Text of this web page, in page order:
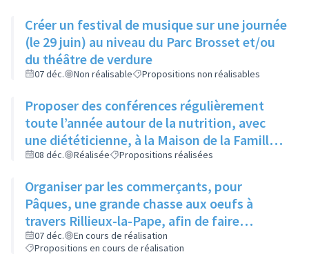
Créer un festival de musique sur une journée
(le 29 juin) au niveau du Parc Brosset et/ou
du théâtre de verdure
07 déc. Non réalisable Propositions non réalisables
Proposer des conférences régulièrement
toute l’année autour de la nutrition, avec
une diététicienne, à la Maison de la Famille
et de la Parentalité
08 déc. Réalisée Propositions réalisées
Organiser par les commerçants, pour
Pâques, une grande chasse aux oeufs à
travers Rillieux-la-Pape, afin de faire
connaître différents endroits aux habitants
07 déc.
En cours de réalisation
Propositions en cours de réalisation